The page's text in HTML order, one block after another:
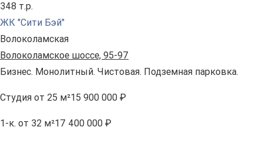
348 т.р.
ЖК "Сити Бэй"
Волоколамская
Волоколамское шоссе, 95-97
Бизнес. Монолитный. Чистовая. Подземная парковка.
Студия от 25 м²15 900 000 ₽
1-к. от 32 м²17 400 000 ₽